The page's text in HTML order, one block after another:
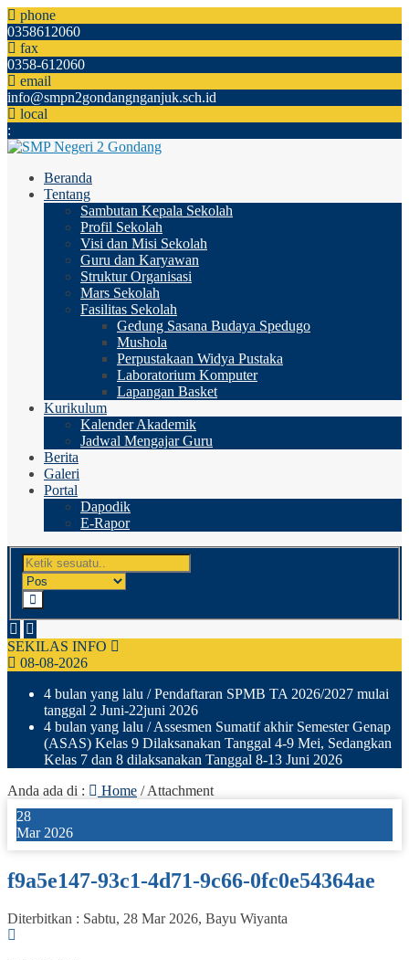
phone
0358612060
fax
0358-612060
email
info@smpn2gondangnganjuk.sch.id
local
:
Beranda
Tentang
Sambutan Kepala Sekolah
Profil Sekolah
Visi dan Misi Sekolah
Guru dan Karyawan
Struktur Organisasi
Mars Sekolah
Fasilitas Sekolah
Gedung Sasana Budaya Spedugo
Mushola
Perpustakaan Widya Pustaka
Laboratorium Komputer
Lapangan Basket
Kurikulum
Kalender Akademik
Jadwal Mengajar Guru
Berita
Galeri
Portal
Dapodik
E-Rapor
SEKILAS INFO
08-08-2026
4 bulan yang lalu / Pendaftaran SPMB TA 2026/2027 mulai
tanggal 2 Juni-22juni 2026
4 bulan yang lalu / Assesmen Sumatif akhir Semester Genap
(ASAS) Kelas 9 Dilaksanakan Tanggal 4-9 Mei, Sedangkan
Kelas 7 dan 8 dilaksanakan Tanggal 8-13 Juni 2026
Anda ada di :
Home / Attachment
28
Mar 2026
f9a5e147-93c1-4d71-9c66-0fc0e54364ae
Diterbitkan : Sabtu, 28 Mar 2026, Bayu Wiyanta